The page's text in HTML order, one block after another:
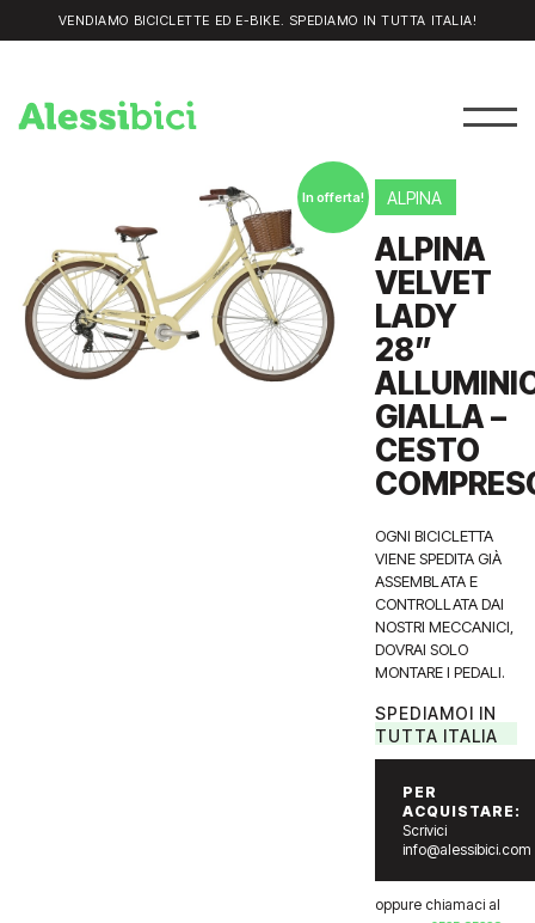
VENDIAMO BICICLETTE ED E-BIKE. SPEDIAMO IN TUTTA ITALIA!
In offerta! ALPINA
ALPINA
VELVET
LADY
28”
GIALLA –
CESTO
OGNI BICICLETTA
VIENE SPEDITA GIÀ
ASSEMBLATA E
CONTROLLATA DAI
NOSTRI MECCANICI,
DOVRAI SOLO
MONTARE I PEDALI.
SPEDIAMOI IN
TUTTA ITALIA
PER
ACQUISTARE:
Scrivici
info@alessibici.com
oppure chiamaci al